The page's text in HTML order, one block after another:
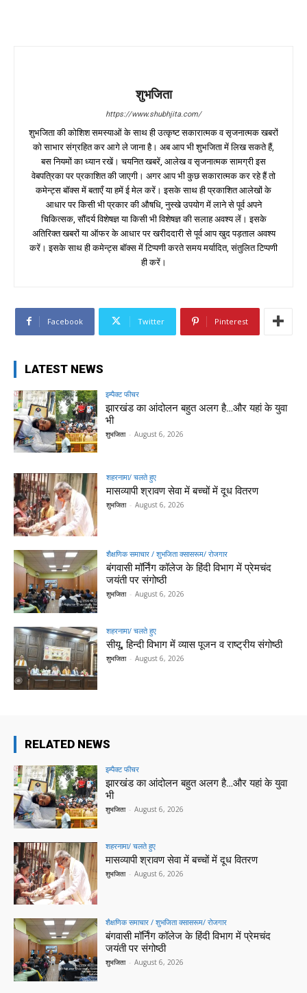
शुभजिता
https://www.shubhjita.com/
शुभजिता की कोशिश समस्याओं के साथ ही उत्कृष्ट सकारात्मक व सृजनात्मक खबरों
को साभार संग्रहित कर आगे ले जाना है। अब आप भी शुभजिता में लिख सकते हैं,
बस नियमों का ध्यान रखें। चयनित खबरें, आलेख व सृजनात्मक सामग्री इस
वेबपत्रिका पर प्रकाशित की जाएगी। अगर आप भी कुछ सकारात्मक कर रहे हैं तो
कमेन्ट्स बॉक्स में बताएँ या हमें ई मेल करें। इसके साथ ही प्रकाशित आलेखों के
आधार पर किसी भी प्रकार की औषधि, नुस्खे उपयोग में लाने से पूर्व अपने
चिकित्सक, सौंदर्य विशेषज्ञ या किसी भी विशेषज्ञ की सलाह अवश्य लें। इसके
अतिरिक्त खबरों या ऑफर के आधार पर खरीददारी से पूर्व आप खुद पड़ताल अवश्य
करें। इसके साथ ही कमेन्ट्स बॉक्स में टिप्पणी करते समय मर्यादित, संतुलित टिप्पणी
ही करें।
Facebook Twitter Pinterest
LATEST NEWS
इम्पैक्ट फीचर
झारखंड का आंदोलन बहुत अलग है…और यहां के युवा
भी
शुभजिता - August 6, 2026
शहरनामा/ चलते हुए
मासव्यापी श्रावण सेवा में बच्चों में दूध वितरण
शुभजिता - August 6, 2026
शैक्षणिक समाचार / शुभजिता क्सासरूम/ रोजगार
बंगवासी मॉर्निंग कॉलेज के हिंदी विभाग में प्रेमचंद
जयंती पर संगोष्ठी
शुभजिता - August 6, 2026
शहरनामा/ चलते हुए
सीयू, हिन्दी विभाग में व्यास पूजन व राष्ट्रीय संगोष्ठी
शुभजिता - August 6, 2026
RELATED NEWS
इम्पैक्ट फीचर
झारखंड का आंदोलन बहुत अलग है…और यहां के युवा
भी
शुभजिता - August 6, 2026
शहरनामा/ चलते हुए
मासव्यापी श्रावण सेवा में बच्चों में दूध वितरण
शुभजिता - August 6, 2026
शैक्षणिक समाचार / शुभजिता क्सासरूम/ रोजगार
बंगवासी मॉर्निंग कॉलेज के हिंदी विभाग में प्रेमचंद
जयंती पर संगोष्ठी
शुभजिता - August 6, 2026